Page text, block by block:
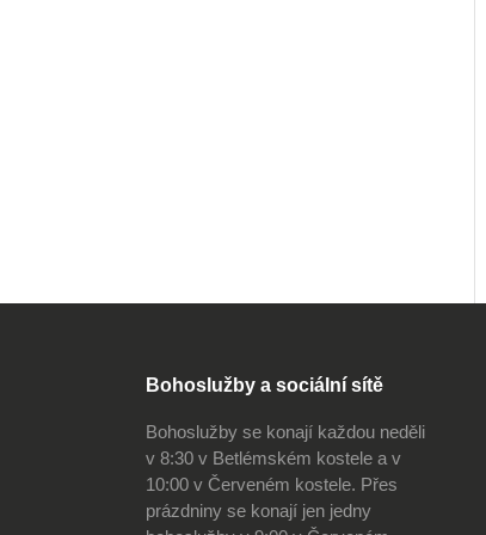
Bohoslužby a sociální sítě
Bohoslužby se konají každou neděli
v 8:30 v Betlémském kostele a v
10:00 v Červeném kostele. Přes
prázdniny se konají jen jedny